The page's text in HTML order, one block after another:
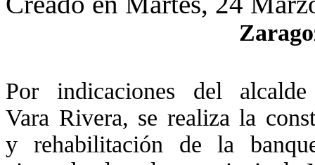
Por indicaciones del
Vara Rivera, se realiza la
y rehabilitación de la